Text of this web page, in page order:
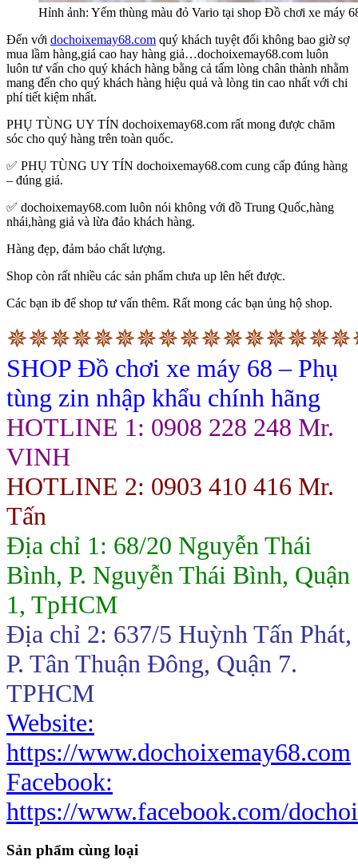
Hỉnh ảnh: Yếm thùng màu đỏ Vario tại shop Đồ chơi xe máy
Đến với dochoixemay68.com quý khách tuyệt đối không bao giờ sợ
mua lầm hàng,giá cao hay hàng giả…dochoixemay68.com luôn
luôn tư vấn cho quý khách hàng bằng cả tấm lòng chân thành nhằm
mang đến cho quý khách hàng hiệu quả và lòng tin cao nhất với chi
phí tiết kiệm nhất.
PHỤ TÙNG UY TÍN dochoixemay68.com rất mong được chăm
sóc cho quý hàng trên toàn quốc.
✅ PHỤ TÙNG UY TÍN dochoixemay68.com cung cấp đúng hàng
– đúng giá.
✅ dochoixemay68.com luôn nói không với đồ Trung Quốc,hàng
nhái,hàng giả và lừa đảo khách hàng.
Hàng đẹp, đảm bảo chất lượng.
Shop còn rất nhiều các sản phẩm chưa up lên hết được.
Các bạn ib để shop tư vấn thêm. Rất mong các bạn ủng hộ shop.
SHOP Đồ chơi xe máy 68 – Phụ
tùng zin nhập khẩu chính hãng
HOTLINE 1: 0908 228 248 Mr.
VINH
HOTLINE 2: 0903 410 416 Mr.
Tấn
Địa chỉ 1: 68/20 Nguyễn Thái
Bình, P. Nguyễn Thái Bình, Quận
1, TpHCM
Địa chỉ 2: 637/5 Huỳnh Tấn Phát,
P. Tân Thuận Đông, Quận 7.
TPHCM
Website:
https://www.dochoixemay68.com
Facebook:
https://www.facebook.com/
Sản phẩm cùng loại